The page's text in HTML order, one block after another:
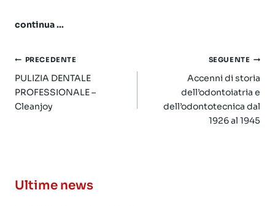
continua …
Navigazione
articoli
PRECEDENTE
PULIZIA DENTALE
PROFESSIONALE –
Cleanjoy
SEGUENTE
Accenni di storia
dell’odontoiatria e
dell’odontotecnica dal
1926 al 1945
Ultime news